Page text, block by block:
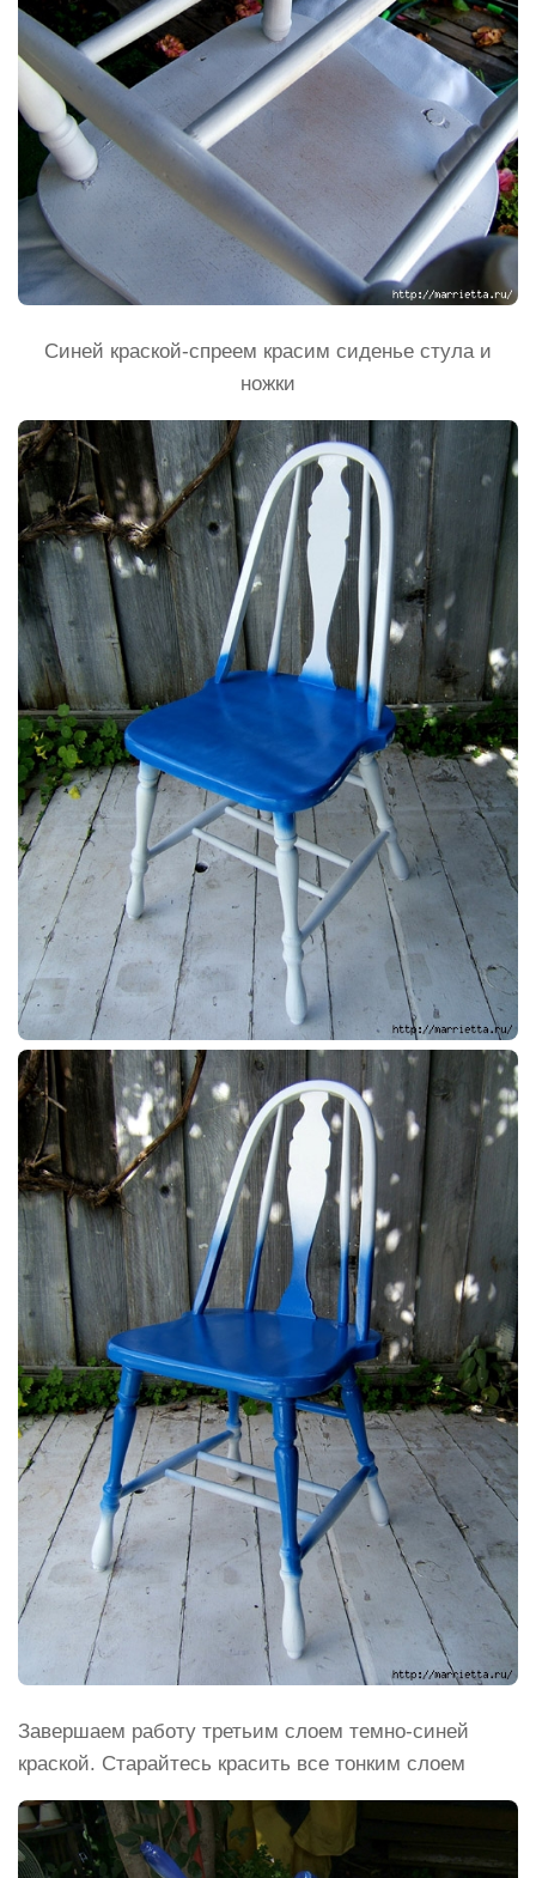
Синей краской-спреем красим сиденье стула и
ножки
Завершаем работу третьим слоем темно-синей
краской. Старайтесь красить все тонким слоем